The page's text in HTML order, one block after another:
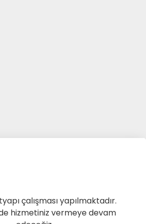
çalışması yapılmaktadır.
hizmetiniz vermeye devam